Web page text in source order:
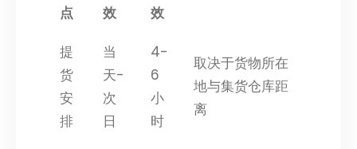
点
效
效
提
货
安
排
当
天-
次
日
4-
6
小
时
取决于货物所在
地与集货仓库距
离